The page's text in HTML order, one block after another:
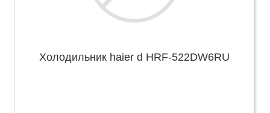
Холодильник haier d HRF-522DW6RU